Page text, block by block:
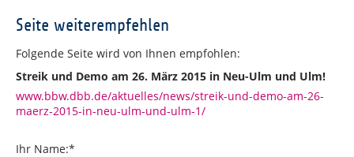
Seite weiterempfehlen
Folgende Seite wird von Ihnen empfohlen:
Streik und Demo am 26. März 2015 in Neu-Ulm und Ulm!
www.bbw.dbb.de/aktuelles/news/streik-und-demo-am-26-
maerz-2015-in-neu-ulm-und-ulm-1/
Ihr Name:*